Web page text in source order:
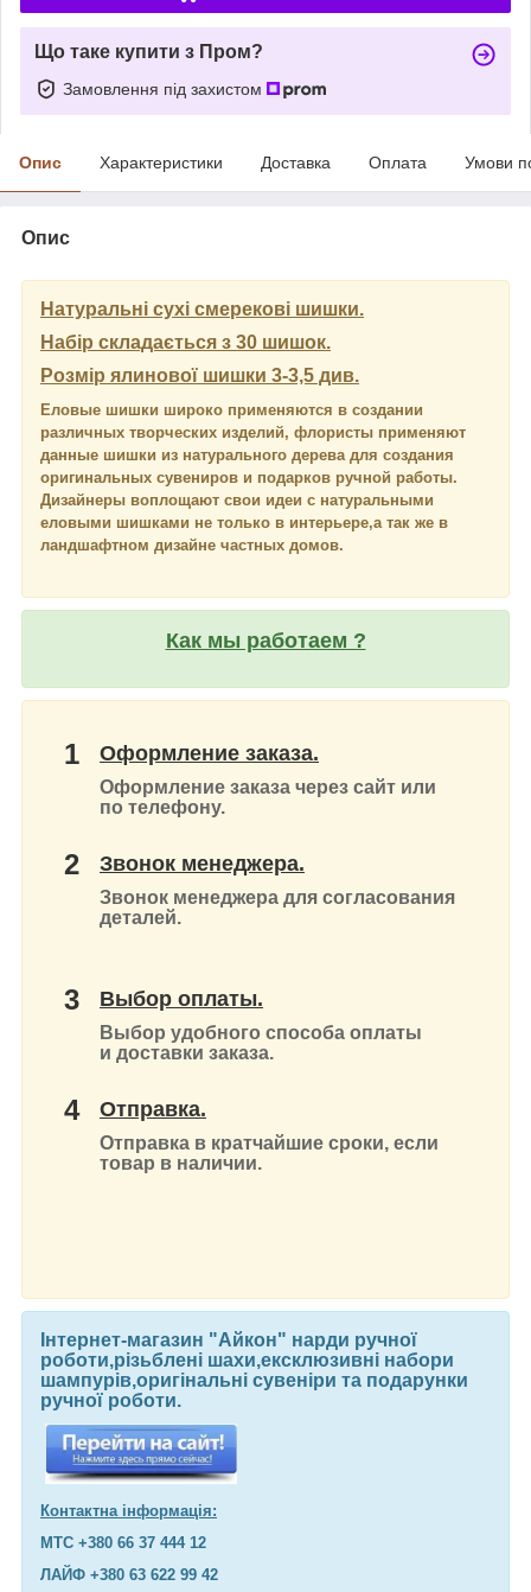
Що таке купити з Пром?
Замовлення під захистом
Опис Характеристики Доставка Оплата Умови
Опис
Натуральні сухі смерекові шишки.
Набір складається з 30 шишок.
Розмір ялинової шишки 3-3,5 див.
Еловые шишки широко применяются в создании
различных творческих изделий, флористы применяют
данные шишки из натурального дерева для создания
оригинальных сувениров и подарков ручной работы.
Дизайнеры воплощают свои идеи с натуральными
еловыми шишками не только в интерьере,а так же в
ландшафтном дизайне частных домов.
Как мы работаем ?
1 Оформление заказа.
Оформление заказа через сайт или
по телефону.
2 Звонок менеджера.
Звонок менеджера для согласования
деталей.
3 Выбор оплаты.
Выбор удобного способа оплаты
и доставки заказа.
4 Отправка.
Отправка в кратчайшие сроки, если
товар в наличии.
Інтернет-магазин "Айкон" нарди ручної
роботи,різьблені шахи,ексклюзивні набори
шампурів,оригінальні сувеніри та подарунки
ручної роботи.
Контактна інформація:
МТС +380 66 37 444 12
ЛАЙФ +380 63 622 99 42